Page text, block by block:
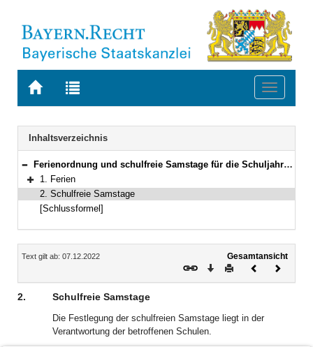
Zur
BAYERN.RECHT
Zur
letzten
Suche
Toggle
Navigation
Inhaltsverzeichnis
Bereich reduzieren
Ferienordnung und schulfreie Samstage für die Schuljahre 2024/2025 bis 2029/2030
Bereich erweitern
1. Ferien
2. Schulfreie Samstage
[Schlussformel]
Inhalt
Text gilt ab: 07.12.2022
Gesamtansicht
Download
DruckenVorheriges
2. Schulfreie Samstage
Die Festlegung der schulfreien Samstage liegt in der
Verantwortung der betroffenen Schulen.